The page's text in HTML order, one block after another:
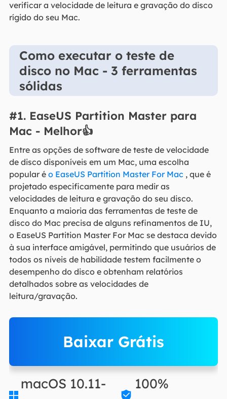
verificar a velocidade de leitura e gravação do disco
rígido do seu Mac.
Como executar o teste de
disco no Mac - 3 ferramentas
sólidas
#1. EaseUS Partition Master para
Mac - Melhor👍
Entre as opções de software de teste de velocidade
de disco disponíveis em um Mac, uma escolha
popular é o EaseUS Partition Master For Mac , que é
projetado especificamente para medir as
velocidades de leitura e gravação do seu disco.
Enquanto a maioria das ferramentas de teste de
disco do Mac precisa de alguns refinamentos de IU,
o EaseUS Partition Master For Mac se destaca devido
à sua interface amigável, permitindo que usuários de
todos os níveis de habilidade testem facilmente o
desempenho do disco e obtenham relatórios
detalhados sobre as velocidades de
leitura/gravação.
Baixar Grátis

macOS 10.11-

100%